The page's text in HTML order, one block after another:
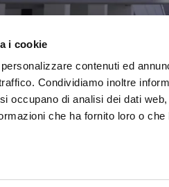
i cookie
contenuti ed
Condividiamo inoltre
occupano di analisi dei dati
che ha fornito loro o
DE